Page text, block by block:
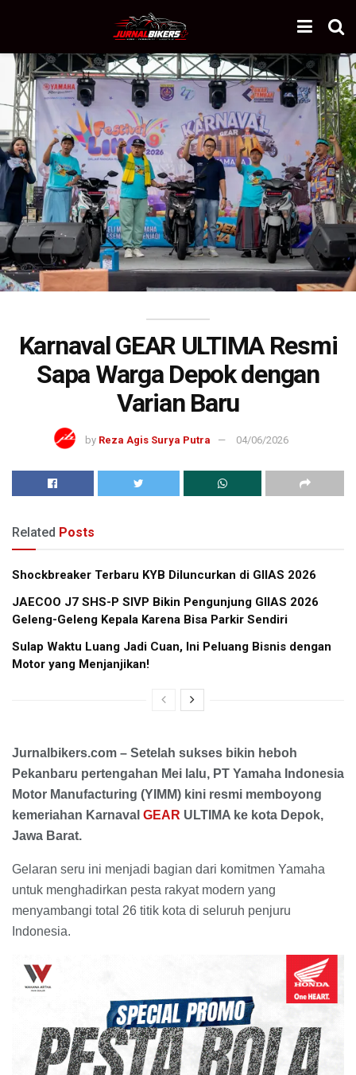
Karnaval GEAR ULTIMA Resmi
Sapa Warga Depok dengan
Varian Baru
by Reza Agis Surya Putra 04/06/2026
Related Posts
Shockbreaker Terbaru KYB Diluncurkan di GIIAS 2026
JAECOO J7 SHS-P SIVP Bikin Pengunjung GIIAS 2026
Geleng-Geleng Kepala Karena Bisa Parkir Sendiri
Sulap Waktu Luang Jadi Cuan, Ini Peluang Bisnis dengan
Motor yang Menjanjikan!
Jurnalbikers.com – Setelah sukses bikin heboh
Pekanbaru pertengahan Mei lalu, PT Yamaha Indonesia
Motor Manufacturing (YIMM) kini resmi memboyong
kemeriahan Karnaval GEAR ULTIMA ke kota Depok,
Jawa Barat.
Gelaran seru ini menjadi bagian dari komitmen Yamaha
untuk menghadirkan pesta rakyat modern yang
menyambangi total 26 titik kota di seluruh penjuru
Indonesia.